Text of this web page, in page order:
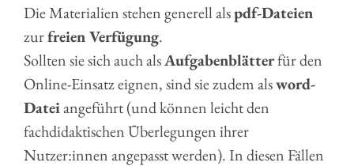
Die Materialien stehen generell alspdf-Dateien
zurfreien Verfügung.
Sollten sie sich auch alsAufgabenblätterfür den
Online-Einsatz eignen, sind sie zudem alsword-
Dateiangeführt (und können leicht den
fachdidaktischen Überlegungen ihrer
Nutzer:innen angepasst werden). In diesen Fällen